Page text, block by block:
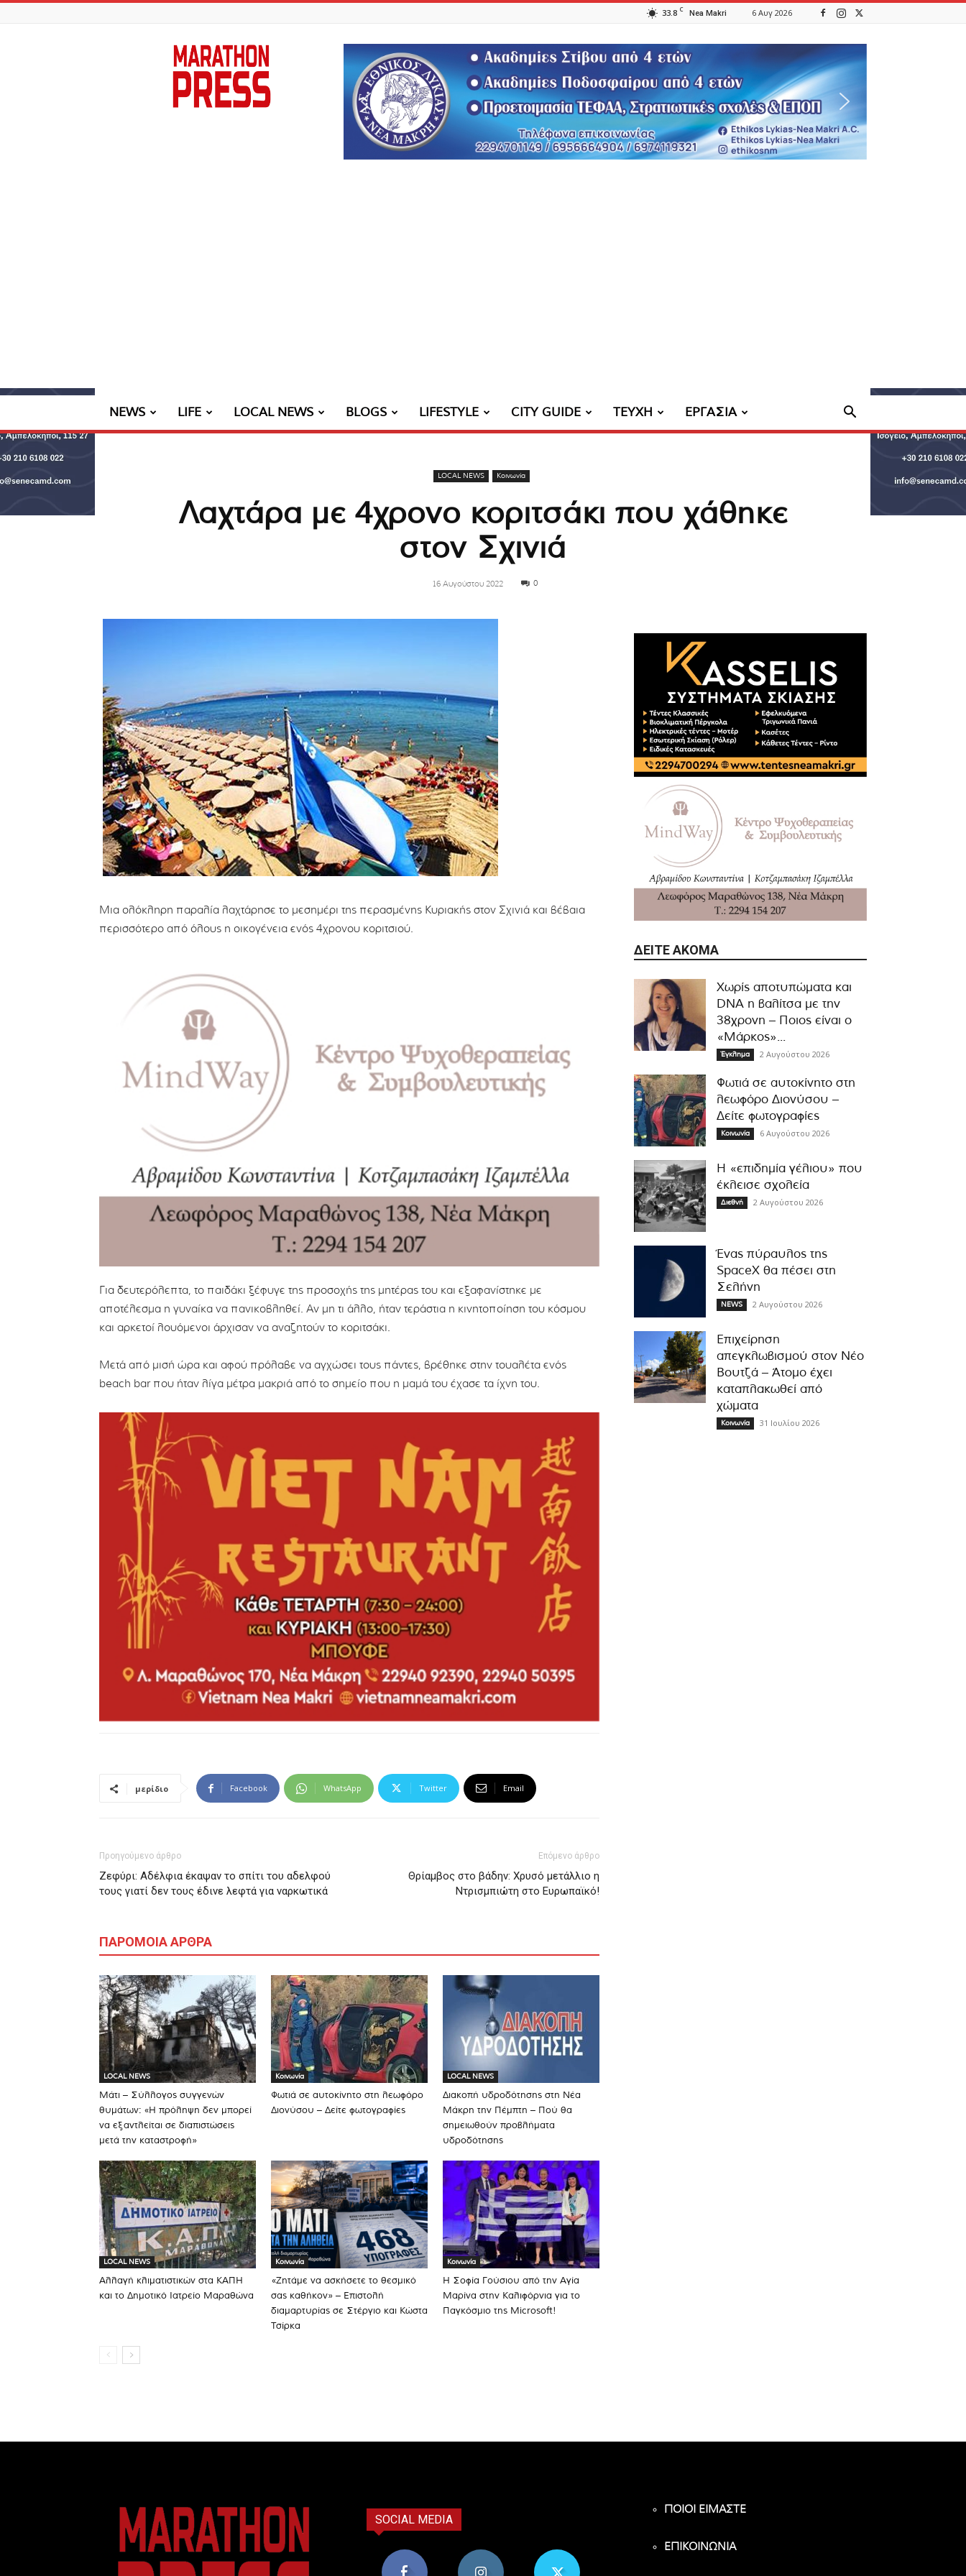
33.8 C Nea Makri 6 Αυγ 2026
Marathon
Press
NEWS LIFE LOCAL NEWS BLOGS LIFESTYLE CITY GUIDE ΤΕΥΧΗ ΕΡΓΑΣΙΑ
LOCAL NEWS Κοινωνία
Λαχτάρα με 4χρονο κοριτσάκι που χάθηκε
στον Σχινιά
16 Αυγούστου 2022 0
Μια ολόκληρη παραλία λαχτάρησε το μεσημέρι της περασμένης Κυριακής στον Σχινιά και βέβαια
περισσότερο από όλους η οικογένεια ενός 4χρονου κοριτσιού.
Για δευτερόλεπτα, το παιδάκι ξέφυγε της προσοχής της μητέρας του και εξαφανίστηκε με
αποτέλεσμα η γυναίκα να πανικοβληθεί. Αν μη τι άλλο, ήταν τεράστια η κινητοποίηση του κόσμου
και αρκετοί λουόμενοι άρχισαν να αναζητούν το κοριτσάκι.
Μετά από μισή ώρα και αφού πρόλαβε να αγχώσει τους πάντες, βρέθηκε στην τουαλέτα ενός
beach bar που ήταν λίγα μέτρα μακριά από το σημείο που η μαμά του έχασε τα ίχνη του.
μερίδιο Facebook WhatsApp Twitter Email
Προηγούμενο άρθρο
Ζεφύρι: Αδέλφια έκαψαν το σπίτι του αδελφού
τους γιατί δεν τους έδινε λεφτά για ναρκωτικά
Επόμενο άρθρο
Θρίαμβος στο βάδην: Χρυσό μετάλλιο η
Ντρισμπιώτη στο Ευρωπαϊκό!
ΠΑΡΟΜΟΙΑ ΑΡΘΡΑ
LOCAL NEWS
Μάτι – Σύλλογος συγγενών
θυμάτων: «Η πρόληψη δεν μπορεί
να εξαντλείται σε διαπιστώσεις
μετά την καταστροφή»
Κοινωνία
Φωτιά σε αυτοκίνητο στη λεωφόρο
Διονύσου – Δείτε φωτογραφίες
LOCAL NEWS
Διακοπή υδροδότησης στη Νέα
Μάκρη την Πέμπτη – Πού θα
σημειωθούν προβλήματα
υδροδότησης
LOCAL NEWS
Αλλαγή κλιματιστικών στα ΚΑΠΗ
και το Δημοτικό Ιατρείο Μαραθώνα
Κοινωνία
«Ζητάμε να ασκήσετε το θεσμικό
σας καθήκον» – Επιστολή
διαμαρτυρίας σε Στέργιο και Κώστα
Τσίρκα
Κοινωνία
Η Σοφία Γούσιου από την Αγία
Μαρίνα στην Καλιφόρνια για το
Παγκόσμιο της Microsoft!
ΔΕΊΤΕ ΑΚΌΜΑ
Χωρίς αποτυπώματα και
DNA η βαλίτσα με την
38χρονη – Ποιος είναι ο
«Μάρκος»...
Έγκλημα 2 Αυγούστου 2026
Φωτιά σε αυτοκίνητο στη
λεωφόρο Διονύσου –
Δείτε φωτογραφίες
Κοινωνία 6 Αυγούστου 2026
Η «επιδημία γέλιου» που
έκλεισε σχολεία
Διεθνή 2 Αυγούστου 2026
Ένας πύραυλος της
SpaceX θα πέσει στη
Σελήνη
NEWS 2 Αυγούστου 2026
Επιχείρηση
απεγκλωβισμού στον Νέο
Βουτζά – Άτομο έχει
καταπλακωθεί από
χώματα
Κοινωνία 31 Ιουλίου 2026
SOCIAL MEDIA
ΠΟΙΟΙ ΕΙΜΑΣΤΕ
ΕΠΙΚΟΙΝΩΝΙΑ